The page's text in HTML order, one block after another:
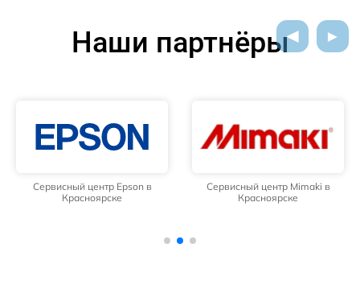
Наши партнёры
Сервисный центр Epson в
Красноярске
Сервисный центр Mimaki в
Красноярске